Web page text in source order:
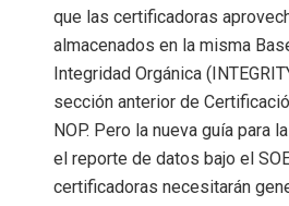
que las certificadoras
almacenados en la misma
Integridad Orgánica
sección anterior de
NOP. Pero la nueva guía para
el reporte de datos bajo el
certificadoras necesitarán